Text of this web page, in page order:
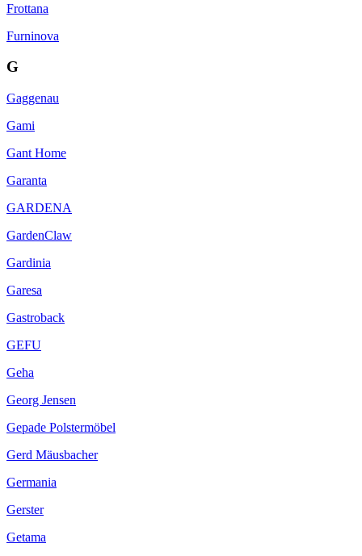
Frottana
Furninova
G
Gaggenau
Gami
Gant Home
Garanta
GARDENA
GardenClaw
Gardinia
Garesa
Gastroback
GEFU
Geha
Georg Jensen
Gepade Polstermöbel
Gerd Mäusbacher
Germania
Gerster
Getama